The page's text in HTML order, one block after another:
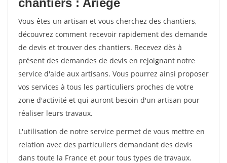
chantiers : Ariege
Vous êtes un artisan et vous cherchez des chantiers,
découvrez comment recevoir rapidement des demande
de devis et trouver des chantiers. Recevez dès à
présent des demandes de devis en rejoignant notre
service d'aide aux artisans. Vous pourrez ainsi proposer
vos services à tous les particuliers proches de votre
zone d'activité et qui auront besoin d'un artisan pour
réaliser leurs travaux.
L'utilisation de notre service permet de vous mettre en
relation avec des particuliers demandant des devis
dans toute la France et pour tous types de travaux.